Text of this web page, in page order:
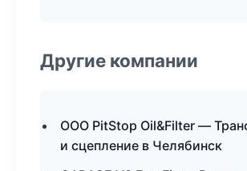
Другие компании
ООО PitStop Oil&Filter —
и сцепление в Челябинск